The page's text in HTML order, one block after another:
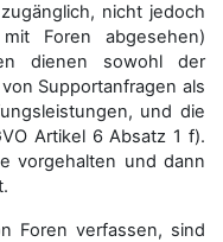
nicht jedoch
Foren abgesehen)
dienen sowohl der
Supportanfragen als
und die
Artikel 6 Absatz 1 f).
vorgehalten und dann
Foren verfassen, sind